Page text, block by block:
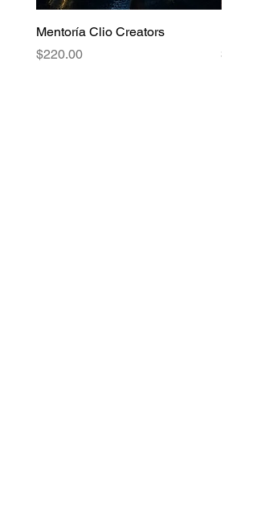
Mentoría Clio Creators
Price
$220.00
Price
$89.00